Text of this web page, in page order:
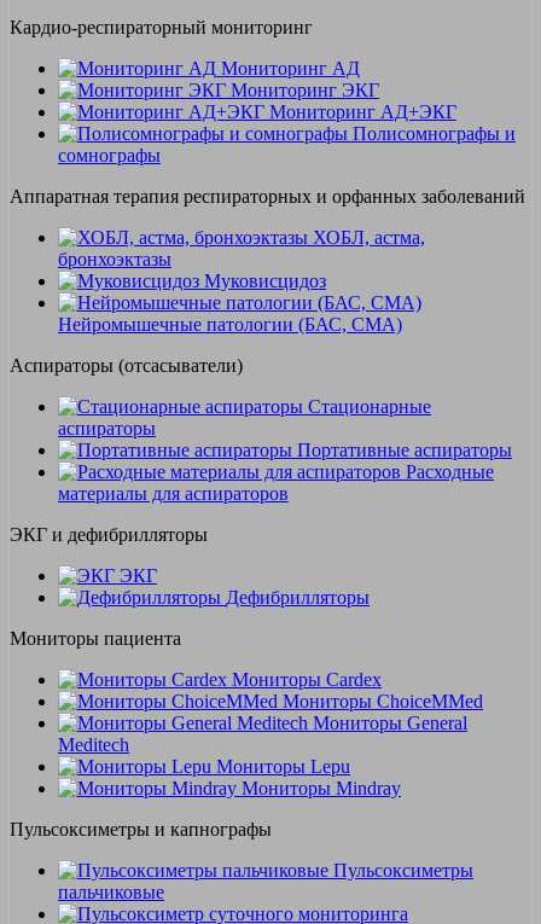
Кардио-респираторный мониторинг
Мониторинг АД
Мониторинг ЭКГ
Мониторинг АД+ЭКГ
Полисомнографы и
сомнографы
Аппаратная терапия респираторных и орфанных заболеваний
ХОБЛ, астма,
бронхоэктазы
Муковисцидоз
Нейромышечные патологии (БАС, СМА)
Аспираторы (отсасыватели)
Стационарные
аспираторы
Портативные аспираторы
Расходные
материалы для аспираторов
ЭКГ и дефибрилляторы
ЭКГ
Дефибрилляторы
Мониторы пациента
Мониторы Cardex
Мониторы ChoiceMMed
Мониторы General
Meditech
Мониторы Lepu
Мониторы Mindray
Пульсоксиметры и капнографы
Пульсоксиметры
пальчиковые